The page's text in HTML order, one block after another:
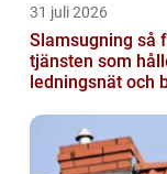
31 juli 2026
Slamsugning så fungerar
tjänsten som
ledningsnät och